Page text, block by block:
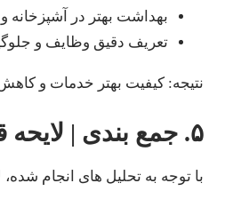
بهداشت بهتر در آشپزخانه و
تعریف دقیق وظایف و
نتیجه: کیفیت بهتر خدمات و
۵. جمع بندی | لایحه قانون کار دریایی چه دستاوردی دارد؟
با توجه به تحلیل های انجام شده،